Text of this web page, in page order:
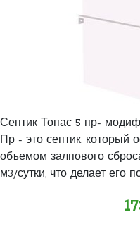
Септик Топас 5 пр-
Пр - это септик, который
объемом залпового
м3/сутки, что делает его